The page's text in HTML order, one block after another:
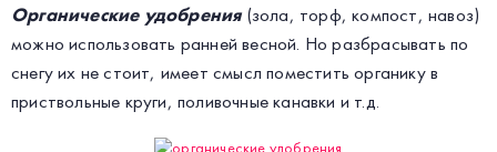
Органические удобрения(зола, торф, компост, навоз)
можно использовать ранней весной. Но разбрасывать по
снегу их не стоит, имеет смысл поместить органику в
приствольные круги, поливочные канавки и т.д.